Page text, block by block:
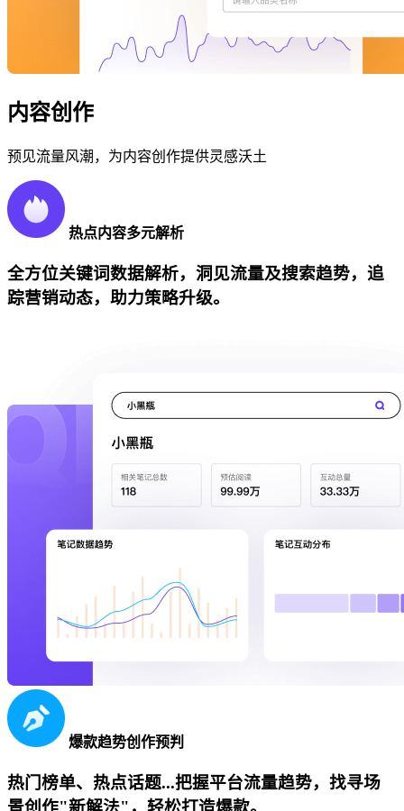
内容创作
预见流量风潮，为内容创作提供灵感沃土
热点内容多元解析
全方位关键词数据解析，洞见流量及搜索趋势，追
踪营销动态，助力策略升级。
爆款趋势创作预判
热门榜单、热点话题...把握平台流量趋势，找寻场
景创作"新解法"，轻松打造爆款。